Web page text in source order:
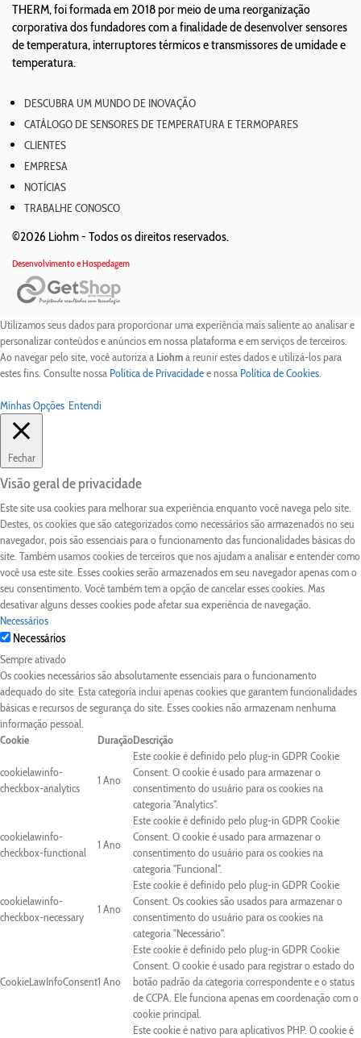
THERM, foi formada em 2018 por meio de uma reorganização
corporativa dos fundadores com a finalidade de desenvolver sensores
de temperatura, interruptores térmicos e transmissores de umidade e
temperatura.
DESCUBRA UM MUNDO DE INOVAÇÃO
CATÁLOGO DE SENSORES DE TEMPERATURA E TERMOPARES
CLIENTES
EMPRESA
NOTÍCIAS
TRABALHE CONOSCO
©2026 Liohm - Todos os direitos reservados.
Desenvolvimento e Hospedagem
Utilizamos seus dados para proporcionar uma experiência mais saliente ao analisar e
personalizar conteúdos e anúncios em nossa plataforma e em serviços de terceiros.
Ao navegar pelo site, você autoriza a Liohma reunir estes dados e utilizá-los para
estes fins. Consulte nossa Política de Privacidadee nossa Política de Cookies.
Minhas Opções Entendi
Fechar
Visão geral de privacidade
Este site usa cookies para melhorar sua experiência enquanto você navega pelo site.
Destes, os cookies que são categorizados como necessários são armazenados no seu
navegador, pois são essenciais para o funcionamento das funcionalidades básicas do
site. Também usamos cookies de terceiros que nos ajudam a analisar e entender como
você usa este site. Esses cookies serão armazenados em seu navegador apenas com o
seu consentimento. Você também tem a opção de cancelar esses cookies. Mas
desativar alguns desses cookies pode afetar sua experiência de navegação.
Necessários
Necessários
Sempre ativado
Os cookies necessários são absolutamente essenciais para o funcionamento
adequado do site. Esta categoria inclui apenas cookies que garantem funcionalidades
básicas e recursos de segurança do site. Esses cookies não armazenam nenhuma
informação pessoal.
Cookie
DuraçãoDescrição
cookielawinfo-
checkbox-analytics
1 Ano
Este cookie é definido pelo plug-in GDPR Cookie
Consent. O cookie é usado para armazenar o
consentimento do usuário para os cookies na
categoria "Analytics".
cookielawinfo-
checkbox-functional
1 Ano
Este cookie é definido pelo plug-in GDPR Cookie
Consent. O cookie é usado para armazenar o
consentimento do usuário para os cookies na
categoria "Funcional".
cookielawinfo-
checkbox-necessary
1 Ano
Este cookie é definido pelo plug-in GDPR Cookie
Consent. Os cookies são usados para armazenar o
consentimento do usuário para os cookies na
categoria "Necessário".
CookieLawInfoConsent1 Ano
Este cookie é definido pelo plug-in GDPR Cookie
Consent. O cookie é usado para registrar o estado do
botão padrão da categoria correspondente e o status
de CCPA. Ele funciona apenas em coordenação com o
cookie principal.
Este cookie é nativo para aplicativos PHP. O cookie é